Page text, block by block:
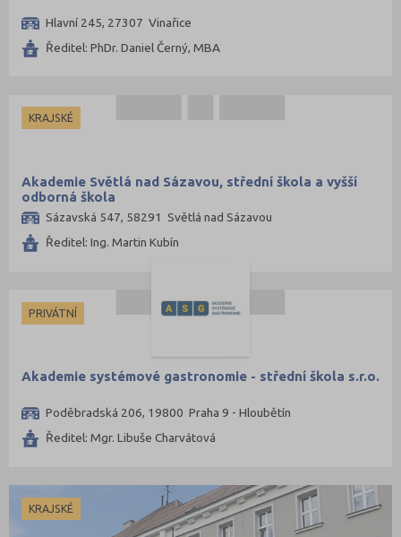
Hlavní 245, 27307 Vinařice
Ředitel: PhDr. Daniel Černý, MBA
KRAJSKÉ
Akademie Světlá nad Sázavou, střední škola a vyšší
odborná škola
Sázavská 547, 58291 Světlá nad Sázavou
Ředitel: Ing. Martin Kubín
PRIVÁTNÍ
Akademie systémové gastronomie - střední škola s.r.o.
Poděbradská 206, 19800 Praha 9 - Hloubětín
Ředitel: Mgr. Libuše Charvátová
KRAJSKÉ